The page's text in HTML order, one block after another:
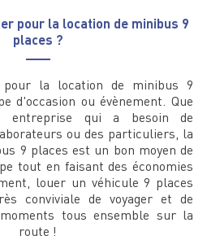
pour la location de minibus 9
places ?
pour la location de minibus 9
d'occasion ou évènement. Que
qui a besoin de
ou des particuliers, la
9 places est un bon moyen de
tout en faisant des économies
louer un véhicule 9 places
conviviale de voyager et de
tous ensemble sur la
route !